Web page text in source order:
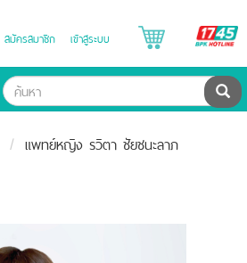
สมัครสมาชิก เข้าสู่ระบบ
ค้น
แพทย์หญิง รวิตา ชัยชนะลาภ